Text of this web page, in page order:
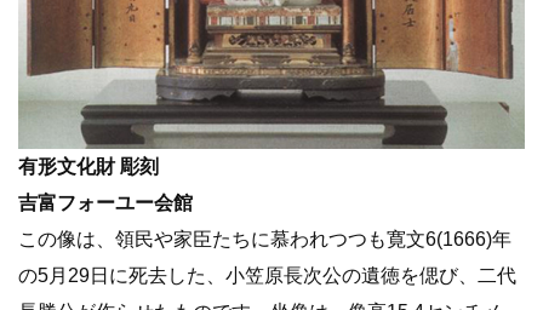
有形文化財 彫刻
吉富フォーユー会館
この像は、領民や家臣たちに慕われつつも寛文6(1666)年
の5月29日に死去した、小笠原長次公の遺徳を偲び、二代